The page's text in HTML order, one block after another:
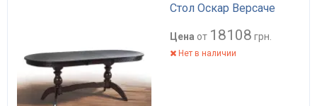
Стол Оскар Версаче
Цена от 18108 грн.
Нет в наличии